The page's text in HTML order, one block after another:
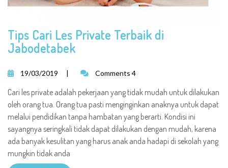
Tips Cari Les Private Terbaik di
Jabodetabek
19/03/2019 | Comments 4
Cari les private adalah pekerjaan yang tidak mudah untuk dilakukan
oleh orang tua. Orang tua pasti menginginkan anaknya untuk dapat
melalui pendidikan tanpa hambatan yang berarti. Kondisi ini
sayangnya seringkali tidak dapat dilakukan dengan mudah, karena
ada banyak kesulitan yang harus anak anda hadapi di sekolah yang
mungkin tidak anda